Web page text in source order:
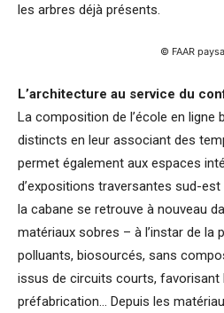
les arbres déjà présents.
© FAAR
L’architecture au service du
La composition de l’école en ligne
distincts en leur associant des
permet également aux espaces
d’expositions traversantes sud-
la cabane se retrouve à nouveau
matériaux sobres – à l’instar de la
polluants, biosourcés, sans
issus de circuits courts, favorisant
préfabrication… Depuis les